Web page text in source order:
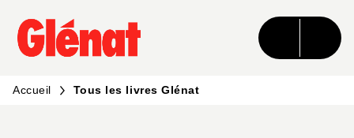
MENU RECHERCHE CONTENU
PIED DE PAGE
Accueil Tous les livres Glénat